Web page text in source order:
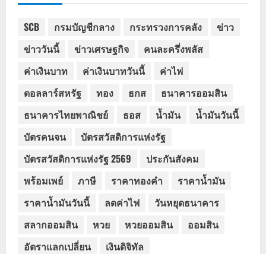
SCB กรมบัญชีกลาง กระทรวงการคลัง
ข่าว
ข่าววันนี้
ข่าวเศรษฐกิจ
คนละครึ่งพลัส
ค่าเงินบาท
ค่าเงินบาทวันนี้
ค่าไฟ
ดอลลาร์สหรัฐ
ทอง ธกส
ธนาคารออมสิน
ธนาคารไทยพาณิชย์
ธอส น้ำมัน
น้ำมันวันนี้
บัตรคนจน
บัตรสวัสดิการแห่งรัฐ
บัตรสวัสดิการแห่งรัฐ 2569
ประกันสังคม
พร้อมเพย์
ภาษี ราคาทองคำ
ราคาน้ำมัน
ราคาน้ำมันวันนี้
ลดค่าไฟ
วันหยุดธนาคาร
สลากออมสิน
หวย หวยออมสิน
ออมสิน
อัตราแลกเปลี่ยน
เงินดิจิทัล